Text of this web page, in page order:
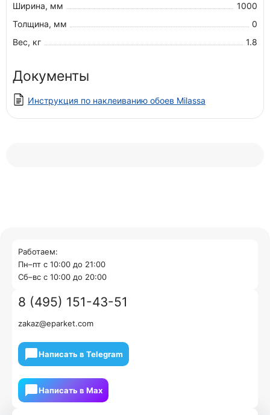
Ширина, мм
1000
Толщина, мм
0
Вес, кг
1.8
Документы
Инструкция по наклеиванию обоев Milassa
Работаем:
Пн–пт с 10:00 до 21:00
Cб–вс с 10:00 до 20:00
8 (495) 151-43-51
zakaz@eparket.com
Написать в Telegram
Написать в Мах